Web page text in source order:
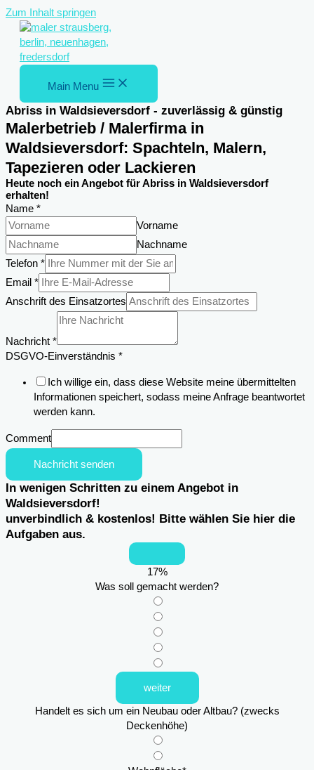
Zum Inhalt springen
Main Menu
Abriss in Waldsieversdorf - zuverlässig & günstig
Malerbetrieb / Malerfirma in
Waldsieversdorf: Spachteln, Malern,
Tapezieren oder Lackieren
Heute noch ein Angebot für Abriss in Waldsieversdorf
erhalten!
Name *
Vorname
Nachname
Telefon *
Email *
Anschrift des Einsatzortes
Nachricht *
Name
Einsatzortes
DSGVO-Einverständnis *
Ich willige ein, dass diese Website meine übermittelten
Informationen speichert, sodass meine Anfrage beantwortet
werden kann.
Comment
Nachricht senden
In wenigen Schritten zu einem Angebot in
Waldsieversdorf!
unverbindlich & kostenlos! Bitte wählen Sie hier die
Aufgaben aus.
17%
Was soll gemacht werden?
weiter
Handelt es sich um ein Neubau oder Altbau? (zwecks
Deckenhöhe)